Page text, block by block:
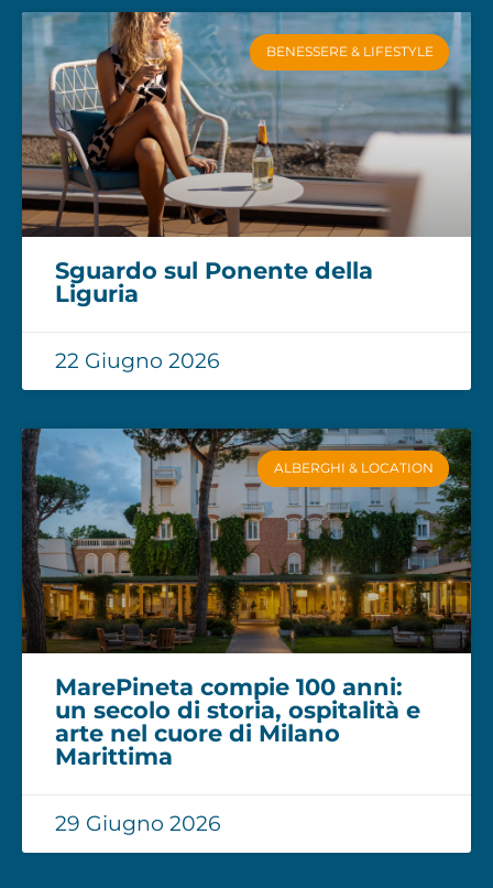
BENESSERE & LIFESTYLE
Sguardo sul Ponente della
Liguria
22 Giugno 2026
ALBERGHI & LOCATION
MarePineta compie 100 anni:
un secolo di storia, ospitalità e
arte nel cuore di Milano
Marittima
29 Giugno 2026